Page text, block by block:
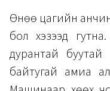
Өнөө цагийн
бол хэзээд
дурантай
байтугай амиа